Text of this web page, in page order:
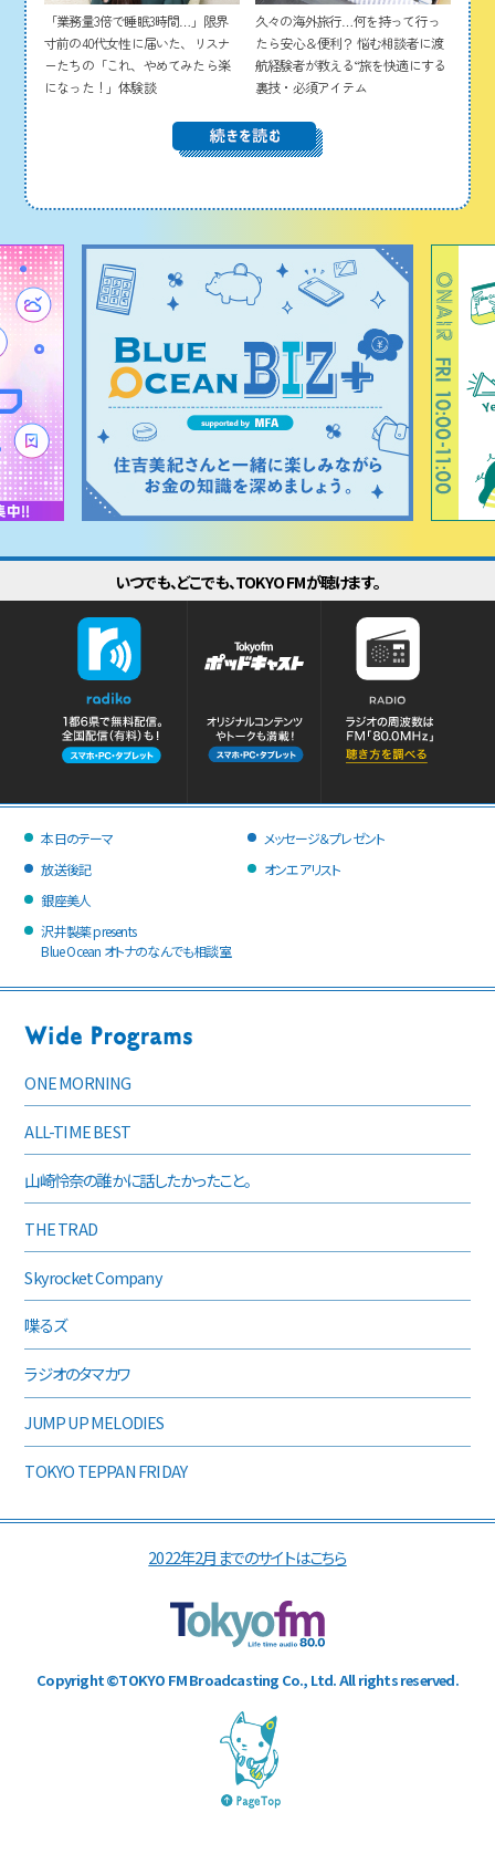
「業務量3倍で睡眠3時間…」限界
寸前の40代女性に届いた、リスナ
ーたちの「これ、やめてみたら楽
になった！」体験談
久々の海外旅行…何を持って行っ
たら安心＆便利？ 悩む相談者に渡
航経験者が教える“旅を快適にする
裏技・必須アイテム
いつでも、どこでも、TOKYO FMが聴けます。
本日のテーマ
放送後記
メッセージ＆プレゼント
オンエアリスト
銀座美人
沢井製薬 presents
Blue Ocean オトナのなんでも相談室
ONE MORNING
ALL-TIME BEST
山崎怜奈の誰かに話したかったこと。
THE TRAD
Skyrocket Company
喋るズ
ラジオのタマカワ
JUMP UP MELODIES
TOKYO TEPPAN FRIDAY
2022年2月までのサイトはこちら
Copyright ©TOKYO FM Broadcasting Co., Ltd. All rights reserved.